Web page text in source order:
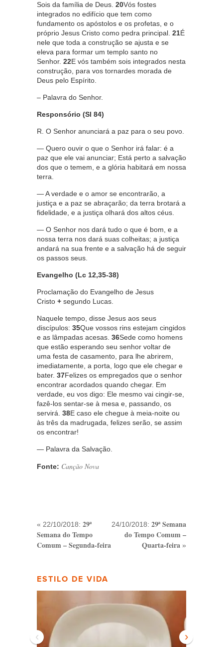
Sois da família de Deus. 20Vós fostes
integrados no edifício que tem como
fundamento os apóstolos e os profetas, e o
próprio Jesus Cristo como pedra principal. 21É
nele que toda a construção se ajusta e se
eleva para formar um templo santo no
Senhor. 22E vós também sois integrados nesta
construção, para vos tornardes morada de
Deus pelo Espírito.
– Palavra do Senhor.
Responsório (Sl 84)
R. O Senhor anunciará a paz para o seu povo.
— Quero ouvir o que o Senhor irá falar: é a
paz que ele vai anunciar; Está perto a salvação
dos que o temem, e a glória habitará em nossa
terra.
— A verdade e o amor se encontrarão, a
justiça e a paz se abraçarão; da terra brotará a
fidelidade, e a justiça olhará dos altos céus.
— O Senhor nos dará tudo o que é bom, e a
nossa terra nos dará suas colheitas; a justiça
andará na sua frente e a salvação há de seguir
os passos seus.
Evangelho (Lc 12,35-38)
Proclamação do Evangelho de Jesus
Cristo + segundo Lucas.
Naquele tempo, disse Jesus aos seus
discípulos: 35Que vossos rins estejam cingidos
e as lâmpadas acesas. 36Sede como homens
que estão esperando seu senhor voltar de
uma festa de casamento, para lhe abrirem,
imediatamente, a porta, logo que ele chegar e
bater. 37Felizes os empregados que o senhor
encontrar acordados quando chegar. Em
verdade, eu vos digo: Ele mesmo vai cingir-se,
fazê-los sentar-se à mesa e, passando, os
servirá. 38E caso ele chegue à meia-noite ou
às três da madrugada, felizes serão, se assim
os encontrar!
— Palavra da Salvação.
Fonte: Canção Nova
« 22/10/2018: 29ª
Semana do Tempo
Comum – Segunda-feira
24/10/2018: 29ª Semana
do Tempo Comum –
Quarta-feira »
ESTILO DE VIDA
‹ ›